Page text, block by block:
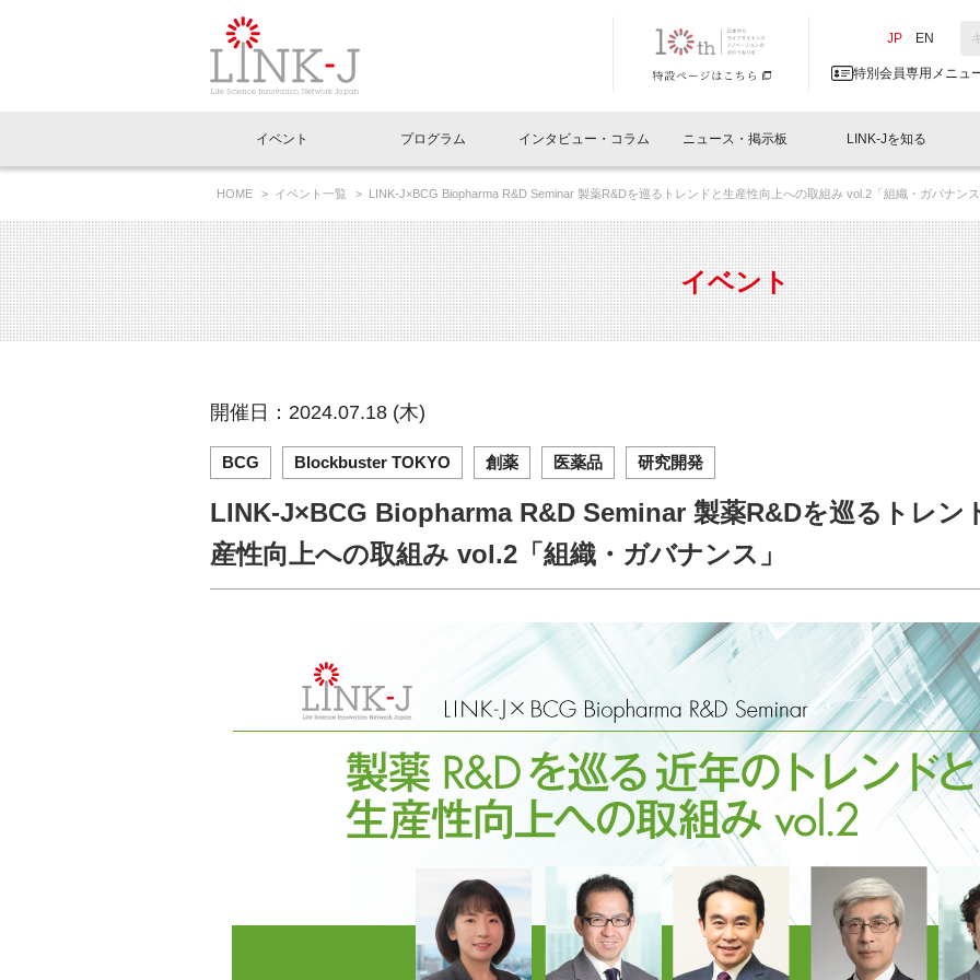
JP EN
特別会員専用メニュ
イベントお知らせメール登録
閉じる
イベント
イベント一覧
LINK-J主催・共催 特別会員開催
LINK-J協賛・協力 出展・参加
イベントレポート一覧
LINK-J主催・共催
LINK-J協賛・協力
プログラム
Out of Box相談室 What's "UNIKORN"？
インタビュー・コラム
インタビュー・コラム一覧
スペシャルインタビュー ベンチャーインタビュー 会報
連載コラム サポーターコラム 日本
ニュース・掲示板
ニュース一覧
トピック プレスリリース
メディア情報 海外関連
協賛・協力
人と情報の交流掲示板一覧
会員プレスリリース
募集
LINK-Jを知る
理事長挨拶 Why in Nihonbashi
国内外連携 サポーター紹介 事業
組織概要 パンフレット GTB
特別会員一覧 特別会員について 入会
専用メニューはこちら
ラウンジ・会議室 オフィス・ラボ 施設
アクセス
HOME イベント一覧 LINK-J×BCG Biopharma R&D Seminar 製薬R&Dを巡るトレンドと生産性向上への取組み vol.2「組織・ガバナン
イベント
開催日：2024.07.18 (木)
BCG Blockbuster TOKYO 創薬 医薬品 研究開発
LINK-J×BCG Biopharma R&D Seminar 製薬R&Dを巡るトレン
産性向上への取組み vol.2「組織・ガバナンス」